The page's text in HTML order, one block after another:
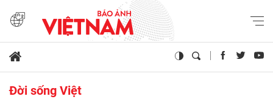
Đời sống Việt